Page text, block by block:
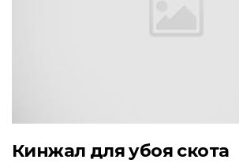
Кинжал для убоя скота